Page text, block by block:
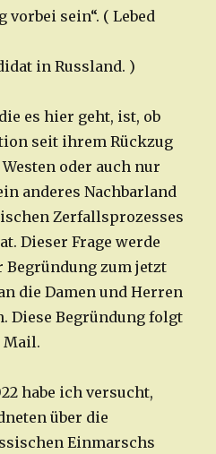
sein“. ( Lebed
in Russland. )
es hier geht, ist, ob
seit ihrem Rückzug
oder auch nur
anderes Nachbarland
Zerfallsprozesses
Dieser Frage werde
zum jetzt
die Damen und Herren
Diese Begründung folgt
Mail.
habe ich versucht,
über die
Einmarschs